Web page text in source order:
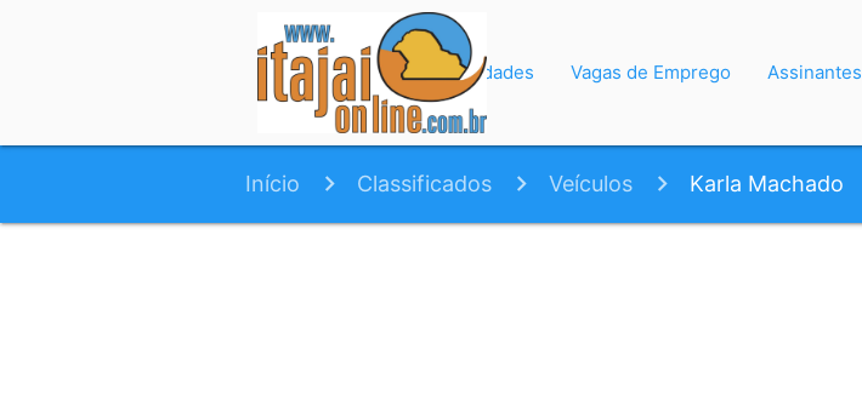
Início Variedades Vagas de Emprego Assinantes
Início Classificados Veículos Karla Machado